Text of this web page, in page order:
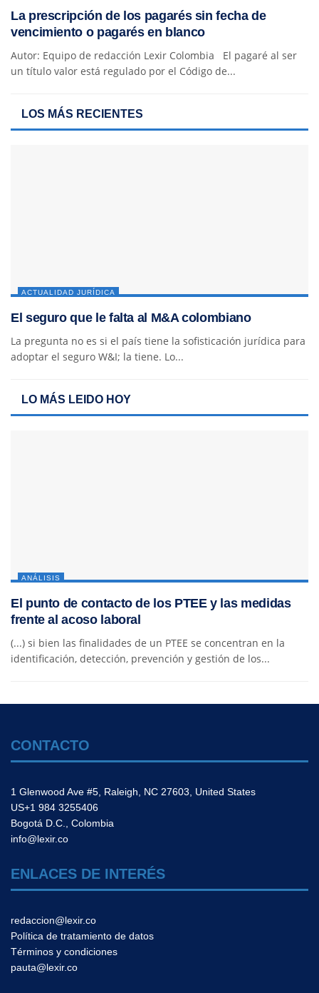
La prescripción de los pagarés sin fecha de
vencimiento o pagarés en blanco
Autor: Equipo de redacción Lexir Colombia El pagaré al ser
un título valor está regulado por el Código de...
LOS MÁS RECIENTES
ACTUALIDAD JURÍDICA
El seguro que le falta al M&A colombiano
La pregunta no es si el país tiene la sofisticación jurídica para
adoptar el seguro W&I; la tiene. Lo...
LO MÁS LEIDO HOY
ANÁLISIS
El punto de contacto de los PTEE y las medidas
frente al acoso laboral
(...) si bien las finalidades de un PTEE se concentran en la
identificación, detección, prevención y gestión de los...
CONTACTO
1 Glenwood Ave #5, Raleigh, NC 27603, United States
US+1 984 3255406
Bogotá D.C., Colombia
info@lexir.co
ENLACES DE INTERÉS
redaccion@lexir.co
Política de tratamiento de datos
Términos y condiciones
pauta@lexir.co